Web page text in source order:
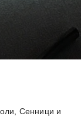
Сенници и